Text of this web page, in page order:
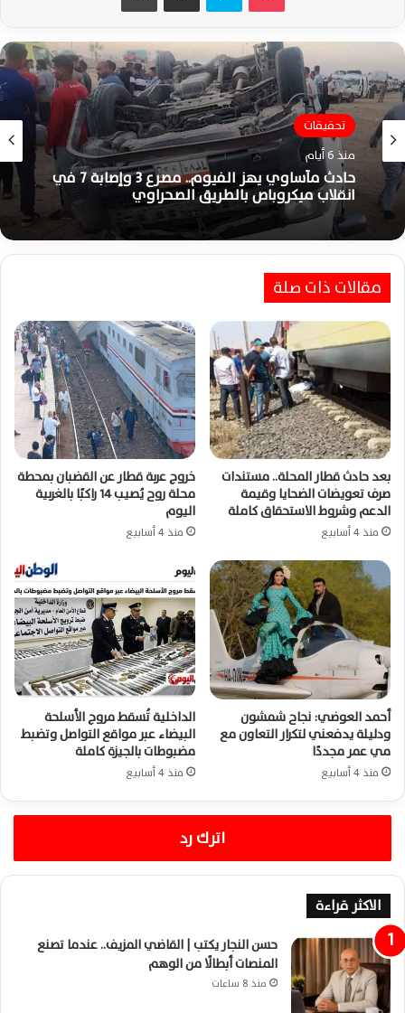
تحقيقات
منذ 6 أيام
حادث مأساوي يهز الفيوم.. مصرع 3 وإصابة 7 في
انقلاب ميكروباص بالطريق الصحراوي
مقالات ذات صلة
بعد حادث قطار المحلة.. مستندات
صرف تعويضات الضحايا وقيمة
الدعم وشروط الاستحقاق كاملة
منذ 4 أسابيع
خروج عربة قطار عن القضبان بمحطة
محلة روح يُصيب 14 راكبًا بالغربية
اليوم
منذ 4 أسابيع
أحمد العوضي: نجاح شمشون
ودليلة يدفعني لتكرار التعاون مع
مي عمر مجددًا
منذ 4 أسابيع
الداخلية تُسقط مروج الأسلحة
البيضاء عبر مواقع التواصل وتضبط
مضبوطات بالجيزة كاملة
منذ 4 أسابيع
اترك رد
الاكثر قراءة
حسن النجار يكتب | القاضي المزيف.. عندما تصنع
المنصات أبطالًا من الوهم
منذ 8 ساعات